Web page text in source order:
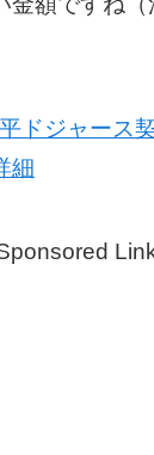
ドジャース
細